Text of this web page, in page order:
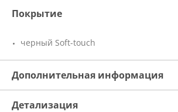
Покрытие
черный Soft-touch
Дополнительная информация
Детализация